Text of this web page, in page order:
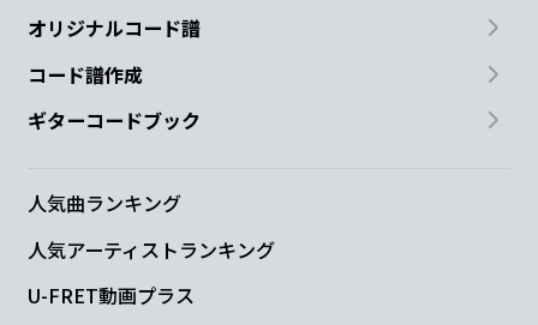
オリジナルコード譜
コード譜作成
ギターコードブック
人気曲ランキング
人気アーティストランキング
U-FRET動画プラス